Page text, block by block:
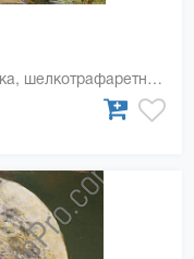
150 x 120 см, холст, масляная краска, шелкотрафаретная краска